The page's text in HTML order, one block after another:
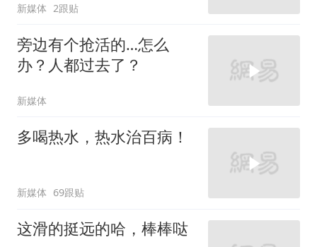
新媒体 2跟贴
旁边有个抢活的…怎么
办？人都过去了？
新媒体
多喝热水，热水治百病！
新媒体 69跟贴
这滑的挺远的哈，棒棒哒